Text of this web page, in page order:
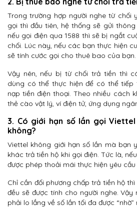
Trong trường hợp người nghe từ chối
gọi thì đầu tiên, hệ thống sẽ gửi
nếu gọi điện qua 1588 thì sẽ bị ngắt
chối. Lúc này, nếu các bạn thực hiện
sẽ tính cước gọi cho thuê bao của bạn.
Vậy nên, nếu bị từ chối trả tiền thì
dùng có thể thực hiện để có thể tiếp
nạp tiền điện thoại. Theo nhiều cách
thẻ cào vật lý, ví điện tử, ứng dụng
3. Có giới hạn số lần gọi
không?
Viettel không giới hạn số lần mà bạn
khác trả tiền hộ khi gọi điện. Tức là,
được phép thoải mái thực hiện yêu
Chỉ cần đối phương chấp trả tiền hộ
đều sẽ được tính cho người nghe.
phải lo lắng về số lần tối đa được “nhờ”